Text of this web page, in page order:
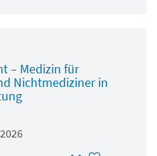
– Medizin für
Nichtmediziner in